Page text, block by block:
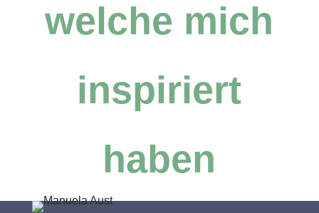
welche mich
inspiriert
haben